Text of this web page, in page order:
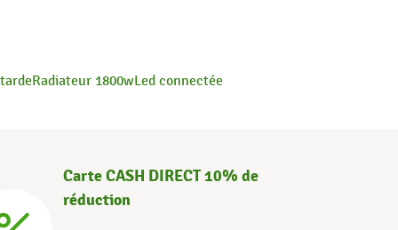
Radiateur 1800wLed connectée
Carte CASH DIRECT 10% de
réduction